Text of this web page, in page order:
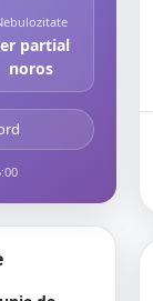
partial
noros